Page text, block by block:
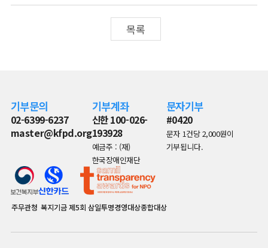
목록
기부문의
02-6399-6237
master@kfpd.org
기부계좌
신한 100-026-
193928
예금주 : (재)
한국장애인재단
문자기부
#0420
문자 1건당 2,000원이
기부됩니다.
주무관청 복지기금제5회 삼일투명경영대상종합대상